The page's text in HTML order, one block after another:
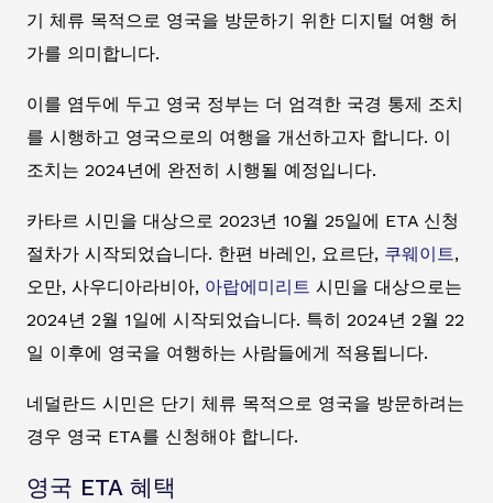
기 체류 목적으로 영국을 방문하기 위한 디지털 여행 허
가를 의미합니다.
이를 염두에 두고 영국 정부는 더 엄격한 국경 통제 조치
를 시행하고 영국으로의 여행을 개선하고자 합니다. 이
조치는 2024년에 완전히 시행될 예정입니다.
카타르 시민을 대상으로 2023년 10월 25일에 ETA 신청
절차가 시작되었습니다. 한편 바레인, 요르단, 쿠웨이트,
오만, 사우디아라비아, 아랍에미리트 시민을 대상으로는
2024년 2월 1일에 시작되었습니다. 특히 2024년 2월 22
일 이후에 영국을 여행하는 사람들에게 적용됩니다.
네덜란드 시민은 단기 체류 목적으로 영국을 방문하려는
경우 영국 ETA를 신청해야 합니다.
영국 ETA 혜택